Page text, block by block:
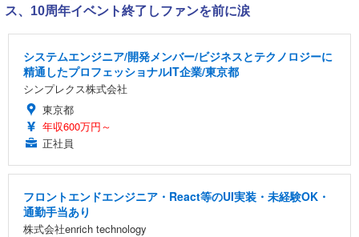
ス、10周年イベント終了しファンを前に涙
システムエンジニア/開発メンバー/ビジネスとテクノロジーに
精通したプロフェッショナルIT企業/東京都
シンプレクス株式会社
東京都
年収600万円～
正社員
フロントエンドエンジニア・React等のUI実装・未経験OK・
通勤手当あり
株式会社enrich technology